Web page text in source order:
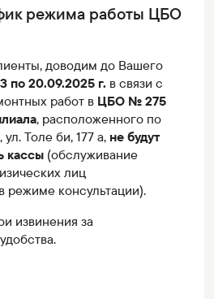
режима работы ЦБО
доводим до Вашего
по 20.09.2025 г. в связи с
работ в ЦБО № 275
, расположенного по
Толе би, 177 а, не будут
кассы (обслуживание
лиц
режиме консультации).
за